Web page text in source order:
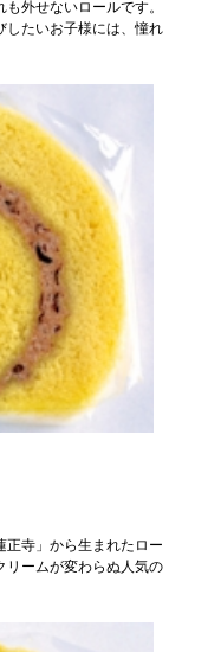
外せないロールです。
したいお子様には、憧れ
正寺」から生まれたロー
リームが変わらぬ人気の